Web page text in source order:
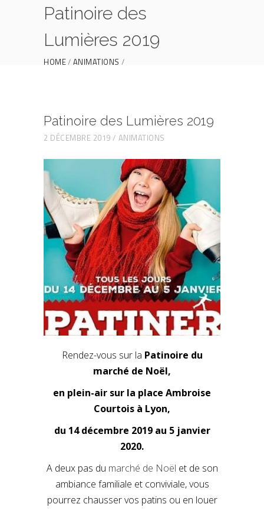
Patinoire des
Lumières 2019
HOME ANIMATIONS
Patinoire des Lumières 2019
2 DÉCEMBRE 2019 ANIMATIONS
Rendez-vous sur la Patinoire du
marché de Noël,
en plein-air sur la place Ambroise
Courtois à Lyon,
du 14 décembre 2019 au 5 janvier
2020.
A deux pas du marché de Noël et de son
ambiance familiale et conviviale, vous
pourrez chausser vos patins ou en louer